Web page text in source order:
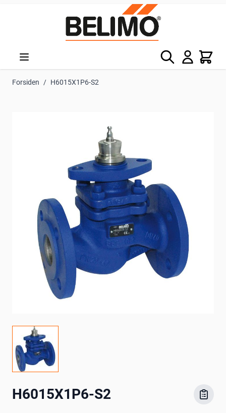
Søg Kurv
Forsiden / H6015X1P6-S2
H6015X1P6-S2